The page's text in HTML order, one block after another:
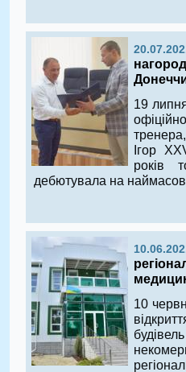
19
Ігор
років
дебютувала на
10